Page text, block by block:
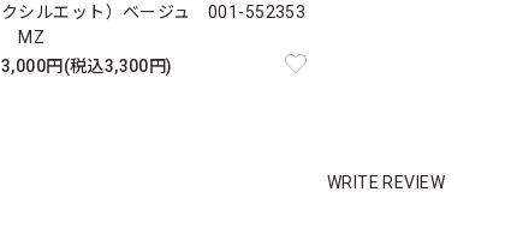
クシルエット）ベージュ 001-552353
MZ
3,000円(税込3,300円)
WRITE REVIEW